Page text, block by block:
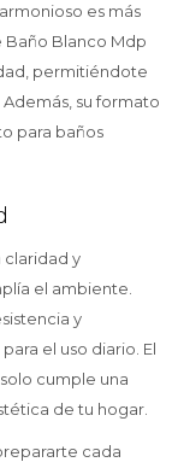
es más
Baño Blanco Mdp
permitiéndote
su formato
para baños
claridad y
el ambiente.
y
el uso diario. El
cumple una
de tu hogar.
cada